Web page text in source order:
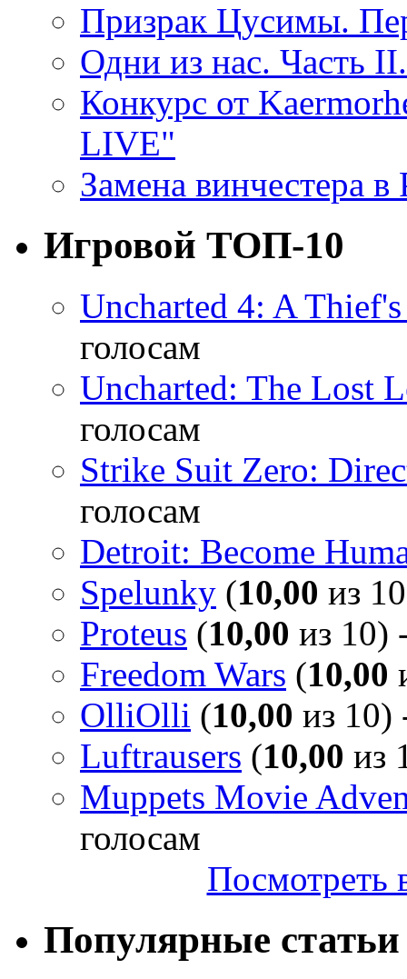
Призрак Цусимы.
Одни из нас. Часть
Конкурс от
LIVE"
Замена винчестера
Игровой ТОП-10
Uncharted 4: A
голосам
Uncharted: The Lost
голосам
Strike Suit Zero:
голосам
Detroit: Become
Spelunky (10,00 из
Proteus (10,00 из 10)
Freedom Wars (10,00
OlliOlli (10,00 из 10)
Luftrausers (10,00 из
Muppets Movie
голосам
Посмотреть
Популярные статьи